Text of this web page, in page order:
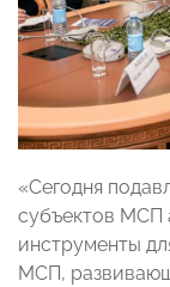
«Сегодня
субъектов МСП
инструменты
МСП,